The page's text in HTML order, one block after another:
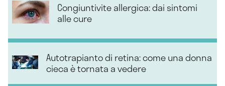
Congiuntivite allergica: dai sintomi
alle cure
Autotrapianto di retina: come una donna
cieca è tornata a vedere